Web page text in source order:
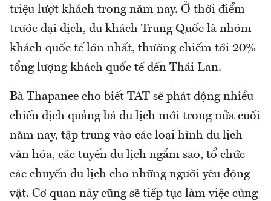
triệu lượt khách trong năm nay. Ở thời điểm
trước đại dịch, du khách Trung Quốc là nhóm
khách quốc tế lớn nhất, thường chiếm tới 20%
tổng lượng khách quốc tế đến Thái Lan.
Bà Thapanee cho biết TAT sẽ phát động nhiều
chiến dịch quảng bá du lịch mới trong nửa cuối
năm nay, tập trung vào các loại hình du lịch
văn hóa, các tuyến du lịch ngắm sao, tổ chức
các chuyến du lịch cho những người yêu động
vật. Cơ quan này cũng sẽ tiếp tục làm việc cùng